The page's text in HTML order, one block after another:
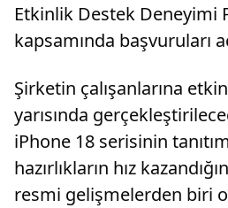
Etkinlik Destek Deneyimi
kapsamında başvuruları
Şirketin çalışanlarına
yarısında
iPhone 18 serisinin
hazırlıkların hız
resmi gelişmelerden biri